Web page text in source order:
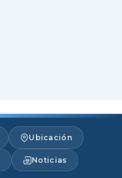
Ubicación
Noticias